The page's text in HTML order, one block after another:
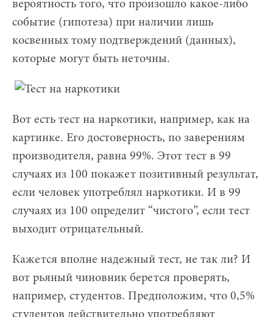
вероятность того, что произошло какое-либо
событие (гипотеза) при наличии лишь
косвенных тому подтверждений (данных),
которые могут быть неточны.
Вот есть тест на наркотики, например, как на
картинке. Его достоверность, по заверениям
производителя, равна 99%. Этот тест в 99
случаях из 100 покажет позитивный результат,
если человек употреблял наркотики. И в 99
случаях из 100 определит “чистого”, если тест
выходит отрицательный.
Кажется вполне надежный тест, не так ли? И
вот рьяный чиновник берется проверять,
например, студентов. Предположим, что 0,5%